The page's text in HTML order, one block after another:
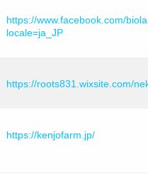
https://www.facebook.com/
locale=ja_JP
https://roots831.wixsite.com/
https://kenjofarm.jp/